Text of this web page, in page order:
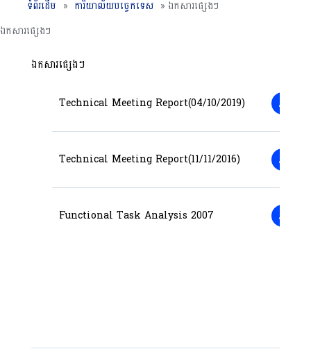
ទំព័រដើម » ការិយាល័យបច្ចេកទេស » ឯកសារផ្សេងៗ
ឯកសារផ្សេងៗ
ឯកសារផ្សេងៗ
Technical Meeting Report(04/10/2019)
Technical Meeting Report(11/11/2016)
Functional Task Analysis 2007